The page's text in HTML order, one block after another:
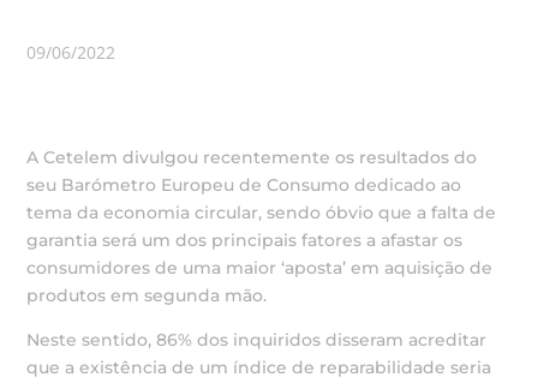
09/06/2022
A Cetelem divulgou recentemente os resultados do
seu Barómetro Europeu de Consumo dedicado ao
tema da economia circular, sendo óbvio que a falta de
garantia será um dos principais fatores a afastar os
consumidores de uma maior ‘aposta’ em aquisição de
produtos em segunda mão.
Neste sentido, 86% dos inquiridos disseram acreditar
que a existência de um índice de reparabilidade seria